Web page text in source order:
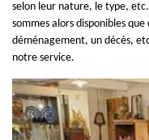
selon leur nature, le type,
sommes alors disponibles
déménagement, un décès,
notre service.